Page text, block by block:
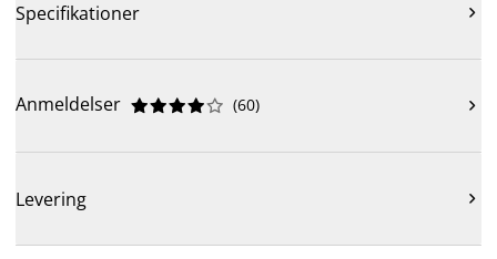
Specifikationer 
Anmeldelser 




 (60) 
Levering 